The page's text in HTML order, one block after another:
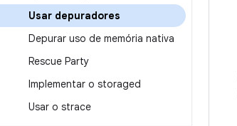
Usar depuradores
Depurar uso de memória nativa
Rescue Party
Implementar o storaged
Usar o strace